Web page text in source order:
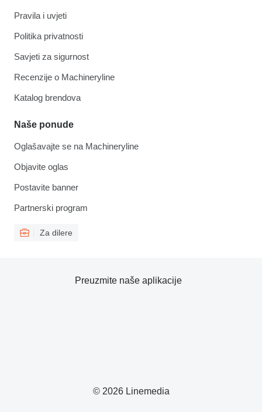
Pravila i uvjeti
Politika privatnosti
Savjeti za sigurnost
Recenzije o Machineryline
Katalog brendova
Naše ponude
Oglašavajte se na Machineryline
Objavite oglas
Postavite banner
Partnerski program
Za dilere
© 2026 Linemedia
Preuzmite naše aplikacije